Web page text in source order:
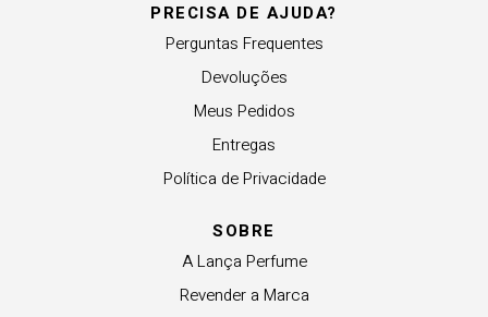
PRECISA DE AJUDA?
Perguntas Frequentes
Devoluções
Meus Pedidos
Entregas
Política de Privacidade
SOBRE
A Lança Perfume
Revender a Marca